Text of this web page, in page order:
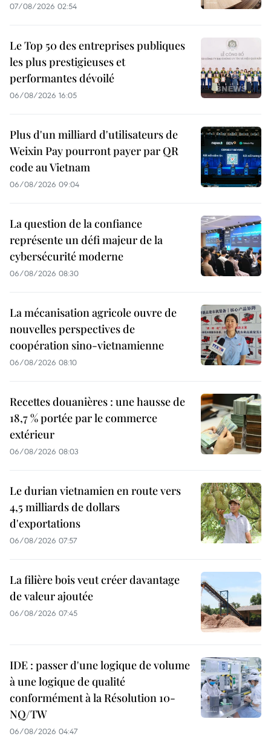
07/08/2026 02:54
Le Top 50 des entreprises publiques
les plus prestigieuses et
performantes dévoilé
06/08/2026 16:05
Plus d'un milliard d'utilisateurs de
Weixin Pay pourront payer par QR
code au Vietnam
06/08/2026 09:04
La question de la confiance
représente un défi majeur de la
cybersécurité moderne
06/08/2026 08:30
La mécanisation agricole ouvre de
nouvelles perspectives de
coopération sino-vietnamienne
06/08/2026 08:10
Recettes douanières : une hausse de
18,7 % portée par le commerce
extérieur
06/08/2026 08:03
Le durian vietnamien en route vers
4,5 milliards de dollars
d'exportations
06/08/2026 07:57
La filière bois veut créer davantage
de valeur ajoutée
06/08/2026 07:45
IDE : passer d'une logique de volume
à une logique de qualité
conformément à la Résolution 10-
NQ/TW
06/08/2026 04:47